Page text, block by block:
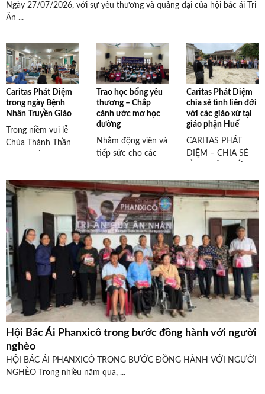
Ngày 27/07/2026, với sự yêu thương và quảng đại của hội bác ái Tri
Ân ...
Caritas Phát Diệm
trong ngày Bệnh
Nhân Truyền Giáo
Trong niềm vui lễ
Chúa Thánh Thần
...
Trao học bổng yêu
thương – Chắp
cánh ước mơ học
đường
Nhằm động viên và
tiếp sức cho các
Caritas Phát Diệm
chia sẻ tình liên đới
với các giáo xứ tại
giáo phận Huế
CARITAS PHÁT
DIỆM – CHIA SẺ
TẠI GIÁO ...
Hội Bác Ái Phanxicô trong bước đồng hành với người
nghèo
HỘI BÁC ÁI PHANXICÔ TRONG BƯỚC ĐỒNG HÀNH VỚI NGƯỜI
NGHÈO Trong nhiều năm qua, ...